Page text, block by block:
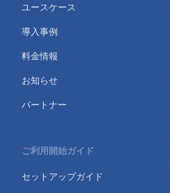
ユースケース
導入事例
料金情報
お知らせ
パートナー
ご利用開始ガイド
セットアップガイド